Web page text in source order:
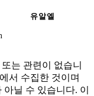
유알엘
는 관련이 없습니
서 수집한 것이며
닐 수 있습니다. 이